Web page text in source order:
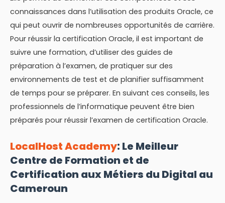
connaissances dans l’utilisation des produits Oracle, ce
qui peut ouvrir de nombreuses opportunités de carrière.
Pour réussir la certification Oracle, il est important de
suivre une formation, d’utiliser des guides de
préparation à l’examen, de pratiquer sur des
environnements de test et de planifier suffisamment
de temps pour se préparer. En suivant ces conseils, les
professionnels de l’informatique peuvent être bien
préparés pour réussir l’examen de certification Oracle.
LocalHost Academy: Le Meilleur
Centre de Formation et de
Certification aux Métiers du Digital au
Cameroun